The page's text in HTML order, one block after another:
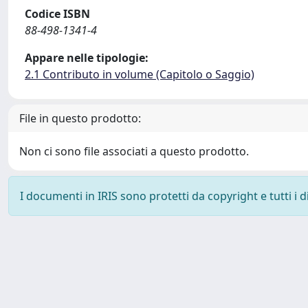
Codice ISBN
88-498-1341-4
Appare nelle tipologie:
2.1 Contributo in volume (Capitolo o Saggio)
File in questo prodotto:
Non ci sono file associati a questo prodotto.
I documenti in IRIS sono protetti da copyright e tutti i